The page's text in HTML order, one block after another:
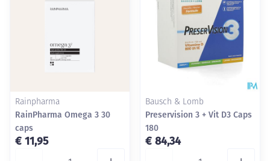
Rainpharma
RainPharma Omega 3 30
caps
€ 11,95
Bausch & Lomb
Preservision 3 + Vit D3 Caps
180
€ 84,34